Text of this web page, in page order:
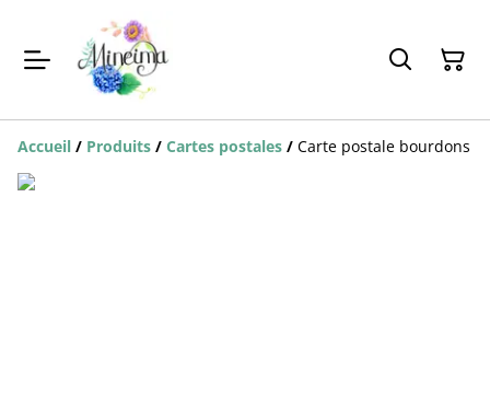
Accueil / Produits / Cartes postales / Carte postale bourdons